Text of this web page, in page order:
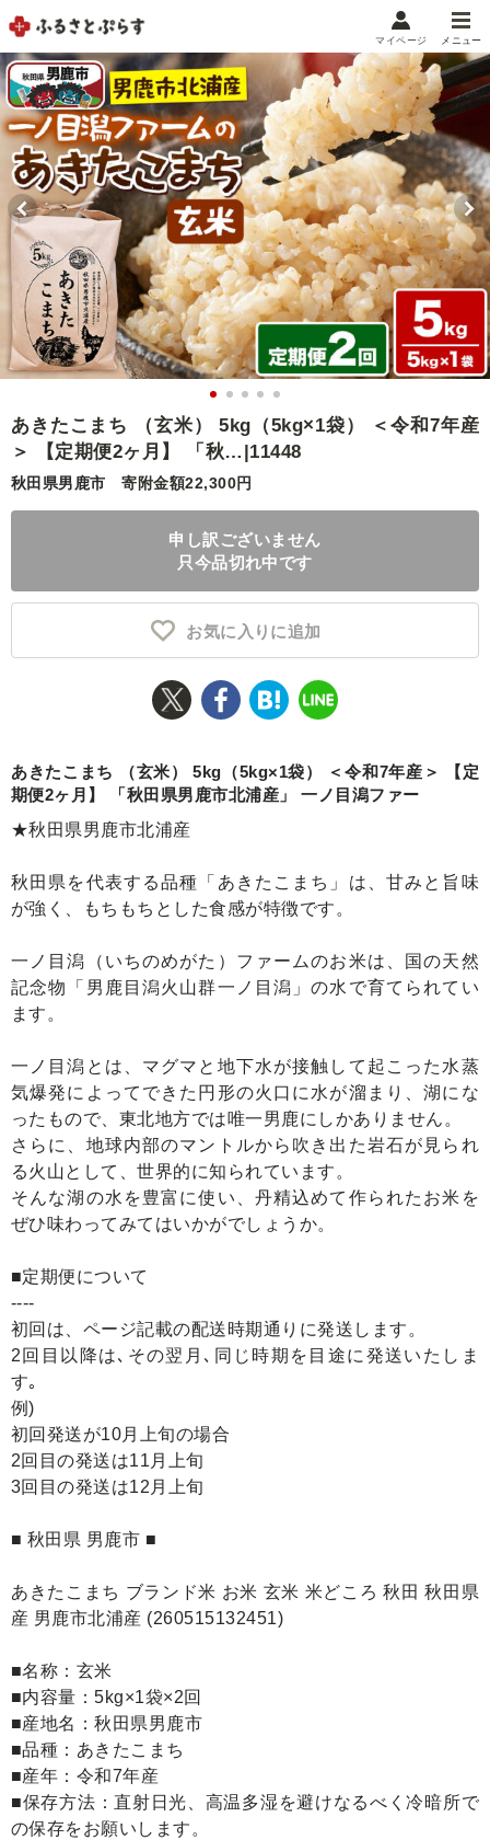
メニュー
マイメニュー
マイページ
お気に入り 閲覧履歴
メニュー
お礼の品から探す
お礼の品をカテゴリや金額で絞り込み
自治体から探す
ランキング
特集・おすすめ
マイページ
あきたこまち （玄米） 5kg（5kg×1袋） ＜令和7年産
＞ 【定期便2ヶ月】 「秋…|11448
秋田県男鹿市 寄附金額22,300円
申し訳ございません
只今品切れ中です
お気に入りに追加
あきたこまち （玄米） 5kg（5kg×1袋） ＜令和7年産＞ 【定
期便2ヶ月】 「秋田県男鹿市北浦産」 一ノ目潟ファー
★秋田県男鹿市北浦産
秋田県を代表する品種「あきたこまち」は、甘みと旨味
が強く、もちもちとした食感が特徴です。
一ノ目潟（いちのめがた）ファームのお米は、国の天然
記念物「男鹿目潟火山群一ノ目潟」の水で育てられてい
ます。
一ノ目潟とは、マグマと地下水が接触して起こった水蒸
気爆発によってできた円形の火口に水が溜まり、湖にな
ったもので、東北地方では唯一男鹿にしかありません。
さらに、地球内部のマントルから吹き出た岩石が見られ
る火山として、世界的に知られています。
そんな湖の水を豊富に使い、丹精込めて作られたお米を
ぜひ味わってみてはいかがでしょうか。
■定期便について
----
初回は、ページ記載の配送時期通りに発送します。
2回目以降は､その翌月､同じ時期を目途に発送いたしま
す｡
例)
初回発送が10月上旬の場合
2回目の発送は11月上旬
3回目の発送は12月上旬
■ 秋田県 男鹿市 ■
あきたこまち ブランド米 お米 玄米 米どころ 秋田 秋田県
産 男鹿市北浦産 (260515132451)
■名称：玄米
■内容量：5kg×1袋×2回
■産地名：秋田県男鹿市
■品種：あきたこまち
■産年：令和7年産
■保存方法：直射日光、高温多湿を避けなるべく冷暗所で
の保存をお願いします。